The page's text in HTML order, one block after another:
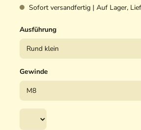
Sofort versandfertig | Auf Lager,
Ausführung
Gewinde